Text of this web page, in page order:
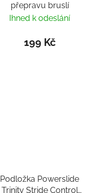
přepravu bruslí
Ihned k odeslání
199 Kč
Podložka Powerslide
Trinity Stride Control